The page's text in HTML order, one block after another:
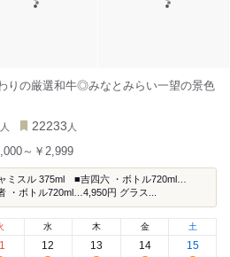
りの厳選和牛◎みなとみらい一望の景色
人 22233 人
～￥2,999
ミスル 375ml ■吉四六 ・ボトル720ml…
・ボトル720ml…4,950円 グラス...
水
12
木
13
金
14
土
15